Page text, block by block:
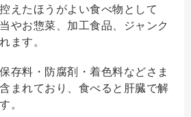
えたほうがよい食べ物として
やお惣菜、加工食品、ジャンク
ます。
存料・防腐剤・着色料などさま
まれており、食べると肝臓で解
。